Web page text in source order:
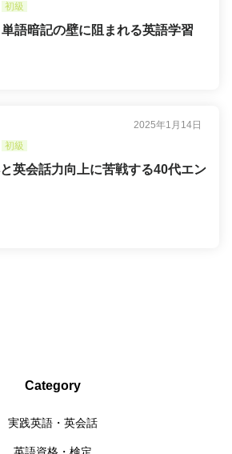
初級
語暗記の壁に阻まれる英語学習
2025年1月14日
初級
英会話力向上に苦戦する40代エン
Category
実践英語・英会話